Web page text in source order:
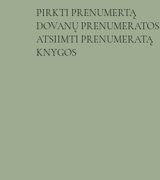
PIRKTI PRENUMERTĄ
DOVANŲ PRENUMERATOS
ATSIIMTI PRENUMERATĄ
KNYGOS